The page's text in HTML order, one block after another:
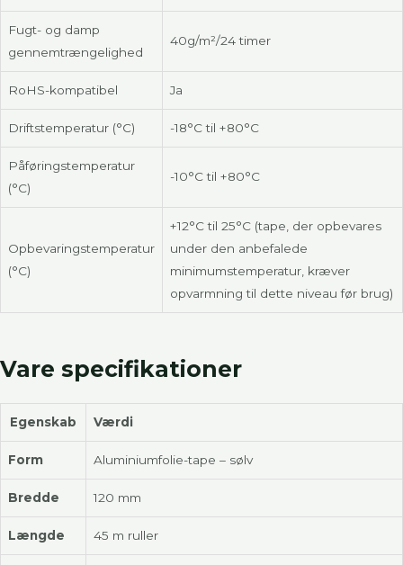
Fugt- og damp
gennemtrængelighed
40g/m²/24 timer
RoHS-kompatibel Ja
Driftstemperatur (°C) -18°C til +80°C
Påføringstemperatur
(°C)
-10°C til +80°C
Opbevaringstemperatur
(°C)
+12°C til 25°C (tape, der opbevares
under den anbefalede
minimumstemperatur, kræver
opvarmning til dette niveau før brug)
Vare specifikationer
Egenskab Værdi
Form Aluminiumfolie-tape – sølv
Bredde 120 mm
Længde 45 m ruller